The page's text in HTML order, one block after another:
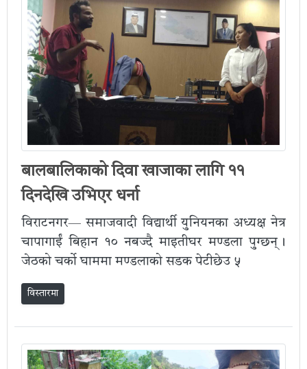
बालबालिकाको दिवा खाजाका लागि ११
दिनदेखि उभिएर धर्ना
विराटनगर— समाजवादी विद्यार्थी युनियनका अध्यक्ष नेत्र
चापागाईं बिहान १० नबज्दै माइतीघर मण्डला पुग्छन् ।
जेठको चर्को घाममा मण्डलाको सडक पेटीछेउ ५
विस्तारमा